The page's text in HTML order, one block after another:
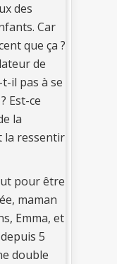
des
Car
que ça ?
de
il pas à se
Est-ce
la
la ressentir
pour être
maman
Emma, et
5
double